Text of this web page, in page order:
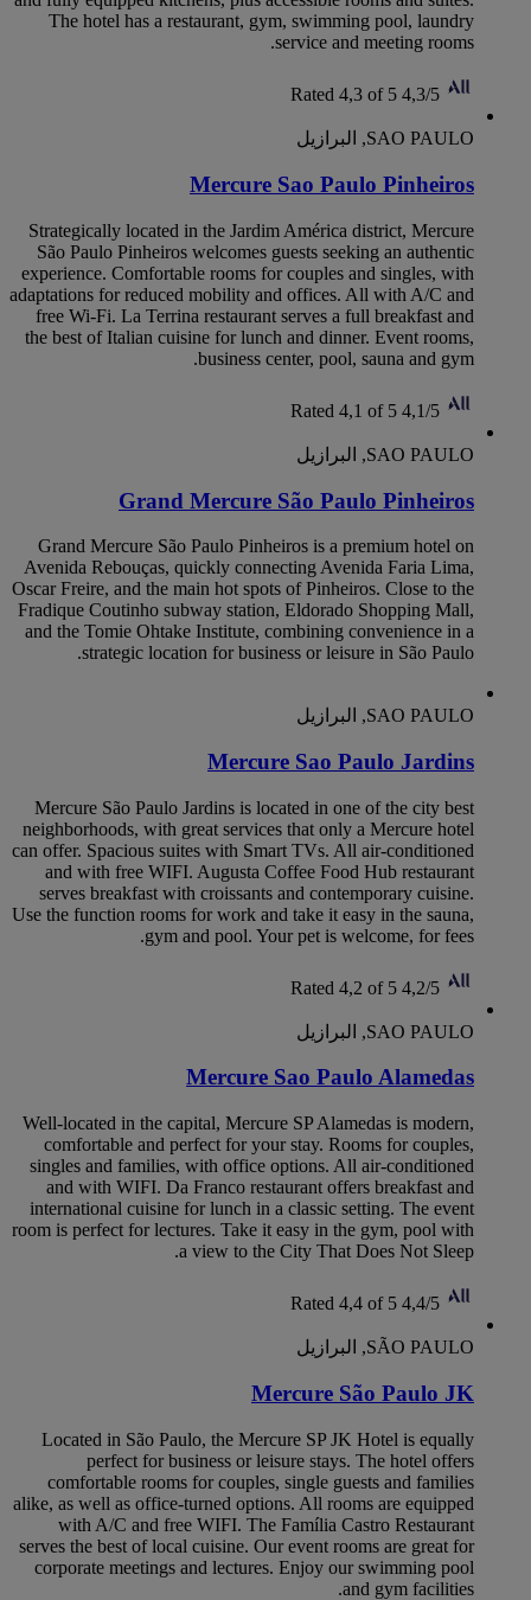
The hotel has a restaurant, gym, swimming pool, laundry
service and meeting rooms.
4,3/5
Rated 4,3 of 5
SAO PAULO, البرازيل
Mercure Sao Paulo Pinheiros
Strategically located in the Jardim América district, Mercure
São Paulo Pinheiros welcomes guests seeking an authentic
experience. Comfortable rooms for couples and singles, with
adaptations for reduced mobility and offices. All with A/C and
free Wi-Fi. La Terrina restaurant serves a full breakfast and
the best of Italian cuisine for lunch and dinner. Event rooms,
business center, pool, sauna and gym.
4,1/5
Rated 4,1 of 5
SAO PAULO, البرازيل
Grand Mercure São Paulo Pinheiros
Grand Mercure São Paulo Pinheiros is a premium hotel on
Avenida Rebouças, quickly connecting Avenida Faria Lima,
Oscar Freire, and the main hot spots of Pinheiros. Close to the
Fradique Coutinho subway station, Eldorado Shopping Mall,
and the Tomie Ohtake Institute, combining convenience in a
strategic location for business or leisure in São Paulo.
SAO PAULO, البرازيل
Mercure Sao Paulo Jardins
Mercure São Paulo Jardins is located in one of the city best
neighborhoods, with great services that only a Mercure hotel
can offer. Spacious suites with Smart TVs. All air-conditioned
and with free WIFI. Augusta Coffee Food Hub restaurant
serves breakfast with croissants and contemporary cuisine.
Use the function rooms for work and take it easy in the sauna,
gym and pool. Your pet is welcome, for fees.
4,2/5
Rated 4,2 of 5
SAO PAULO, البرازيل
Mercure Sao Paulo Alamedas
Well-located in the capital, Mercure SP Alamedas is modern,
comfortable and perfect for your stay. Rooms for couples,
singles and families, with office options. All air-conditioned
and with WIFI. Da Franco restaurant offers breakfast and
international cuisine for lunch in a classic setting. The event
room is perfect for lectures. Take it easy in the gym, pool with
a view to the City That Does Not Sleep.
4,4/5
Rated 4,4 of 5
SÃO PAULO, البرازيل
Mercure São Paulo JK
Located in São Paulo, the Mercure SP JK Hotel is equally
perfect for business or leisure stays. The hotel offers
comfortable rooms for couples, single guests and families
alike, as well as office-turned options. All rooms are equipped
with A/C and free WIFI. The Família Castro Restaurant
serves the best of local cuisine. Our event rooms are great for
corporate meetings and lectures. Enjoy our swimming pool
and gym facilities.